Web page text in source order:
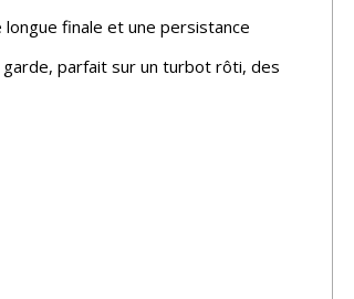
finale et une persistance
parfait sur un turbot rôti, des